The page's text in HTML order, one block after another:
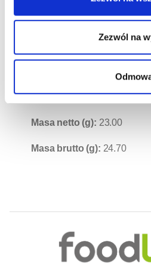
Zezwól na
gotowe. Pyszna w spożyciu
musuje. Produkt spełnia
Tylko naturalne składniki •
wymogi ustawy sklepikowej
gwarantuje deserowy
Masa netto (g): 23.00
Masa brutto (g): 24.70